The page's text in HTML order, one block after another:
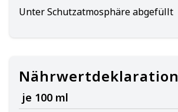
Unter Schutzatmosphäre abgefüllt
Nährwertdeklaration
je 100 ml